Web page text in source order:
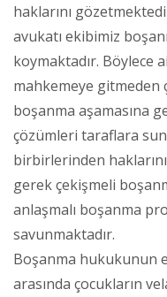
haklarını
avukatı ekibimiz
koymaktadır. Böylece
mahkemeye gitmeden
boşanma aşamasına
çözümleri taraflara
birbirlerinden
gerek çekişmeli
anlaşmalı boşanma
savunmaktadır.
Boşanma hukukunun
arasında çocukların